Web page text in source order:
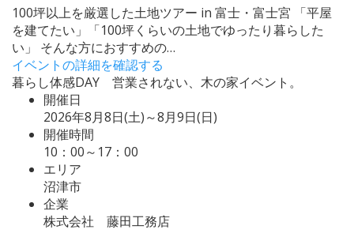
100坪以上を厳選した土地ツアー in 富士・富士宮 「平屋
を建てたい」「100坪くらいの土地でゆったり暮らした
い」 そんな方におすすめの…
イベントの詳細を確認する
暮らし体感DAY 営業されない、木の家イベント。
開催日
2026年8月8日(土)～8月9日(日)
開催時間
10：00～17：00
エリア
沼津市
企業
株式会社 藤田工務店